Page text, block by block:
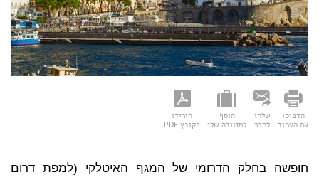
הדפיסו
את העמוד
שלחו
לחבר
הוסף
למזוודה שלי
הורידו
כקובץ PDF
חופשה בחלק הדרומי של המגף האיטלקי (למפת דרום